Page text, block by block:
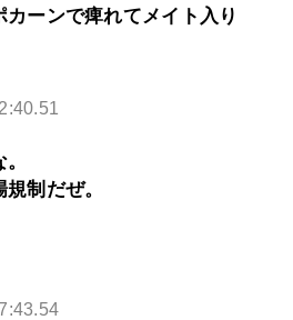
ーンで痺れてメイト入り
制だぜ。